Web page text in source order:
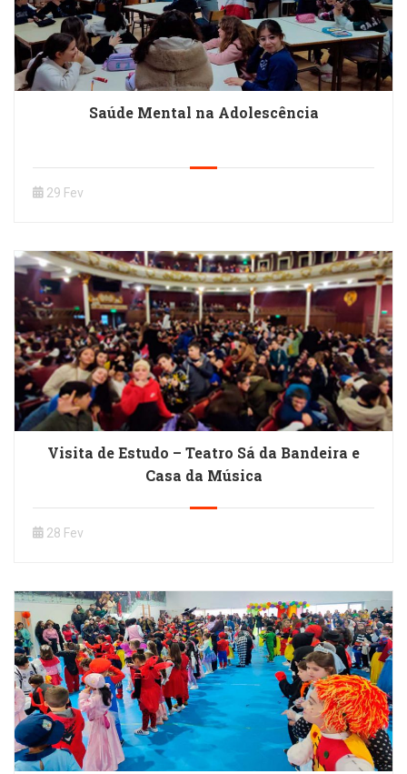
Saúde Mental na Adolescência
29 Fev
Visita de Estudo – Teatro Sá da Bandeira e
Casa da Música
28 Fev